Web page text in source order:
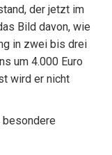
der jetzt im
Bild davon, wie
in zwei bis drei
um 4.000 Euro
wird er nicht
besondere